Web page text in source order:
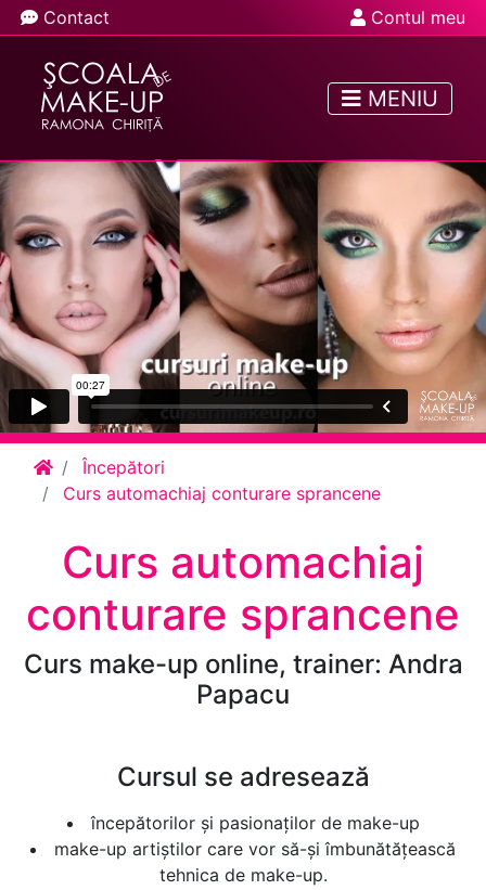
Contact Contul meu
MENIU
Începători
Curs automachiaj conturare sprancene
Curs automachiaj
conturare sprancene
Curs make-up online, trainer: Andra
Papacu
Cursul se adresează
începătorilor și pasionaților de make-up
make-up artiștilor care vor să-și îmbunătățească
tehnica de make-up.